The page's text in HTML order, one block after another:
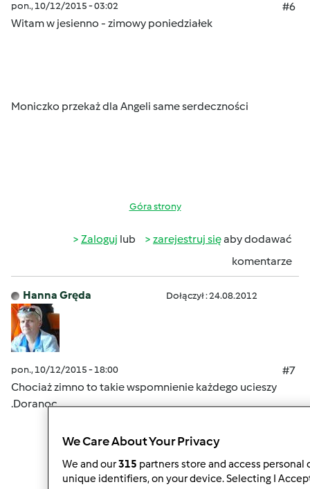
pon., 10/12/2015 - 03:02
#6
Witam w jesienno - zimowy poniedziałek
Moniczko przekaż dla Angeli same serdeczności
Góra strony
Zaloguj lub zarejestruj sięaby dodawać
komentarze
Hanna Gręda Dołączył : 24.08.2012
pon., 10/12/2015 - 18:00
#7
Chociaż zimno to takie wspomnienie każdego ucieszy
.Doranoc
Góra strony
We Care About Your Privacy
We and our315 partners store and access personal
unique identifiers, on your device. Selecting I